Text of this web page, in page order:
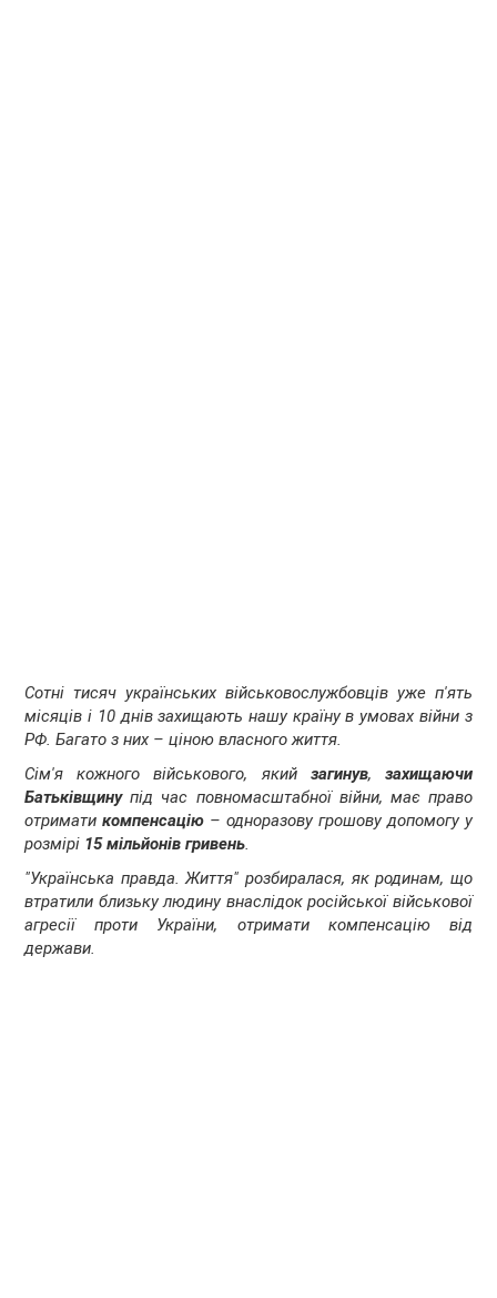
Сотні тисяч українських військовослужбовців уже п'ять
місяців і 10 днів захищають нашу країну в умовах війни з
РФ. Багато з них – ціною власного життя.
Сім'я кожного військового, який загинув, захищаючи
Батьківщинупід час повномасштабної війни, має право
отриматикомпенсацію – одноразову грошову допомогу у
розмірі 15 мільйонів гривень.
"Українська правда. Життя" розбиралася, як родинам, що
втратили близьку людину внаслідок російської військової
агресії проти України, отримати компенсацію від
держави.